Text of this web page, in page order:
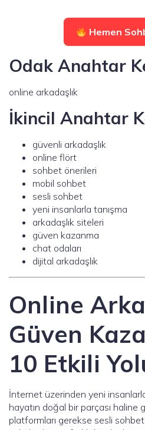
Hemen
Odak Anahtar
online arkadaşlık
İkincil Anahtar
güvenli arkadaşlık
online flört
sohbet önerileri
mobil sohbet
sesli sohbet
yeni insanlarla tanışma
arkadaşlık siteleri
güven kazanma
chat odaları
dijital arkadaşlık
Online
Güven
10 Etkili
İnternet üzerinden yeni
hayatın doğal bir parçası haline
platformları gerekse sesli